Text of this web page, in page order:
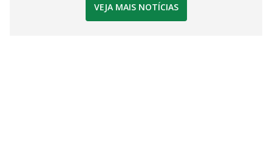
VEJA MAIS NOTÍCIAS